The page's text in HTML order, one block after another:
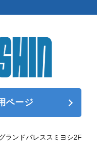
ページ
ランドパレススミヨシ2F